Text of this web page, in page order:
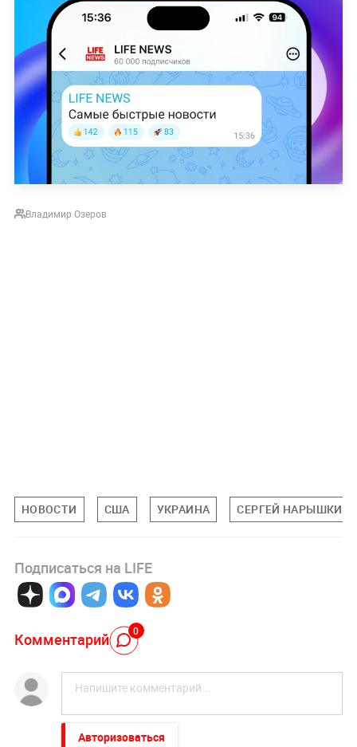
Владимир Озеров
НОВОСТИ США УКРАИНА СЕРГЕЙ НАРЫШКИН
Подписаться на LIFE
Комментарий 0
Авторизоваться